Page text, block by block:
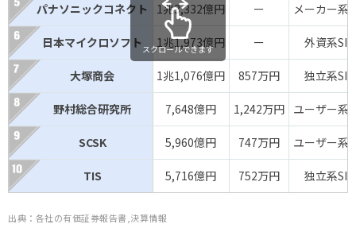
パナソニックコネクト 1兆3,332億円 ー メーカー系
日本マイクロソフト 1兆1,973億円 ー 外資系
大塚商会 1兆1,076億円 857万円 独立系
野村総合研究所 7,648億円 1,242万円 ユーザー系
SCSK 5,960億円 747万円 ユーザー系
TIS 5,716億円 752万円 独立系
スクロールできます
出典：各社の有価証券報告書,決算情報